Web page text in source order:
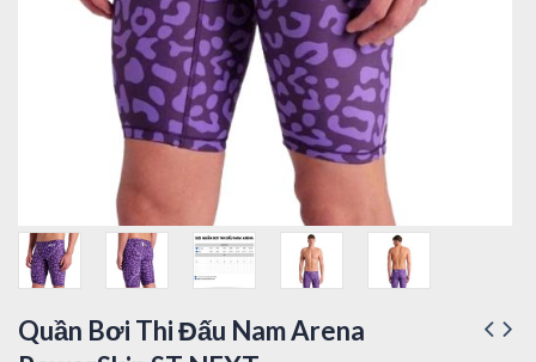
Quần Bơi Thi Đấu Nam Arena